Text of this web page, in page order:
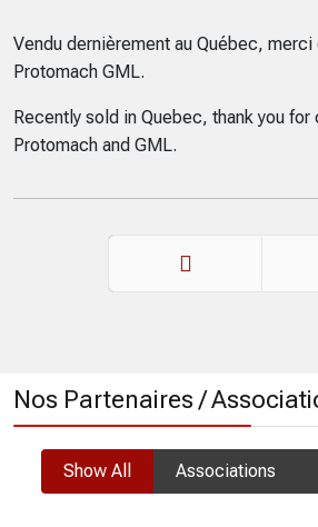
Vendu dernièrement au Québec,
Protomach GML.
Recently sold in Quebec, thank you for
Protomach and GML.
Nos Partenaires /
Show All Associations